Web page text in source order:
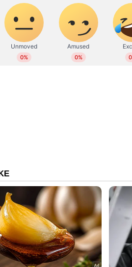
മണ്ഡപത്തിൽ മഹാ ഗണപതി
ഉൾക്കഴകത്തിന്‍റെ നറുക്കെടുപ്പ്
സുപ്രീം കോടതി മുന്‍ ജഡ്ജി
വരുമാനം ലക്ഷ്യമിട്ട് ഹിന്ദു